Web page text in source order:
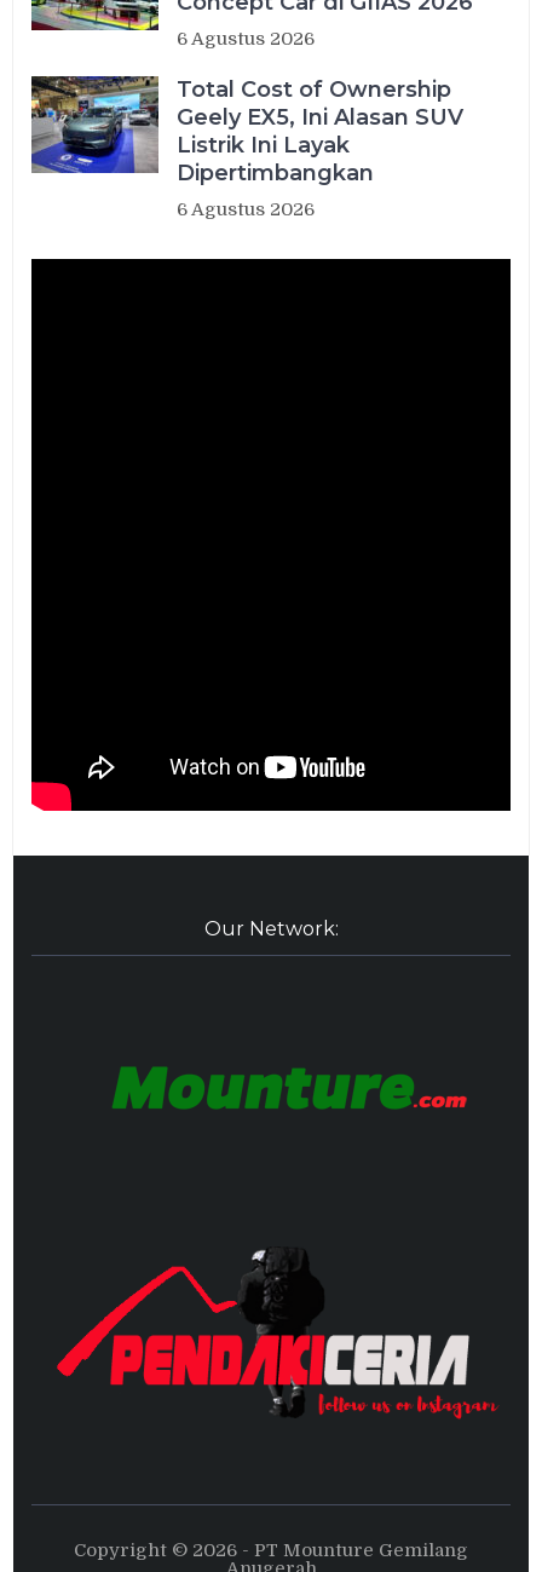
6 Agustus 2026
Total Cost of Ownership
Geely EX5, Ini Alasan SUV
Listrik Ini Layak
Dipertimbangkan
6 Agustus 2026
Our Network:
Copyright © 2026 - PT Mounture Gemilang